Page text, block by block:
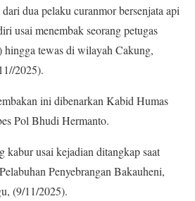
dua pelaku curanmor bersenjata api
usai menembak seorang petugas
hingga tewas di wilayah Cakung,
2025).
ini dibenarkan Kabid Humas
Pol Bhudi Hermanto.
kabur usai kejadian ditangkap saat
Penyebrangan Bakauheni,
(9/11/2025).